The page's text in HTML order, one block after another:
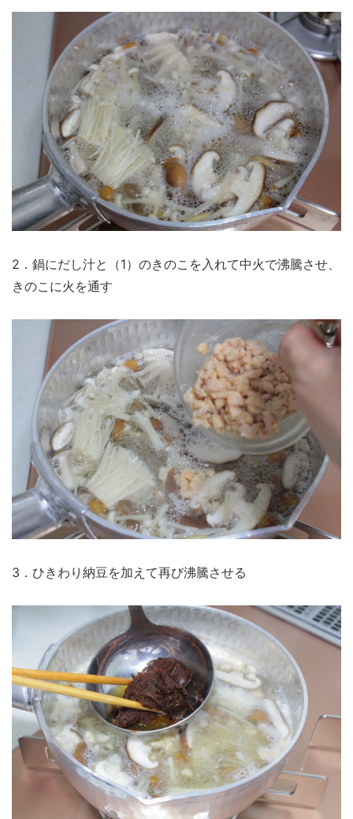
2．鍋にだし汁と（1）のきのこを入れて中火で沸騰させ、
きのこに火を通す
3．ひきわり納豆を加えて再び沸騰させる